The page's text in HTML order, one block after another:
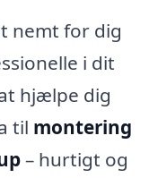
nemt for dig
i dit
hjælpe dig
til montering
– hurtigt og